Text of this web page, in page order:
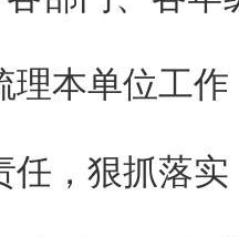
理本单位工
任，狠抓落